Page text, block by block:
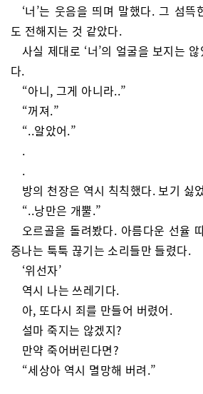
‘너’는 웃음을 띄며 말했다. 그 섬
도 전해지는 것 같았다.
사실 제대로 ‘너’의 얼굴을 보지는
다.
“아니, 그게 아니라..”
“꺼져.”
“..알았어.”
.
.
방의 천장은 역시 칙칙했다. 보기 싫
“..낭만은 개뿔.”
오르골을 돌려봤다. 아름다운 선율
증나는 툭툭 끊기는 소리들만 들렸다.
‘위선자’
역시 나는 쓰레기다.
아, 또다시 죄를 만들어 버렸어.
설마 죽지는 않겠지?
만약 죽어버린다면?
“세상아 역시 멸망해 버려.”